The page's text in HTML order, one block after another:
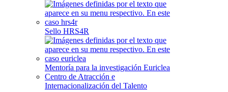
Sello HRS4R
Mentoría para la investigación Euriclea
Centro de Atracción e
Internacionalización del Talento